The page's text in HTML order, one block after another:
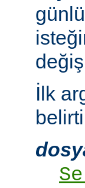
İlk